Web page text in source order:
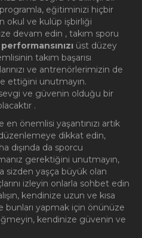
eğitiminizi hiçbir
okul ve kulüp işbirliği
devam edin , takım sporu
üst düzey
takım başarısı
ve antrenörlerimizin de
ettiğini unutmayın.
sevgi ve güvenin olduğu bir
.
önemlisi yaşantınızı artık
dikkat edin,
dışında da sporcu
gerektiğini unutmayın,
sizden yaşça büyük olan
izleyin onlarla sohbet edin
kendinize uzun ve kısa
bunları yapmak için önünüze
kendinize güvenin ve